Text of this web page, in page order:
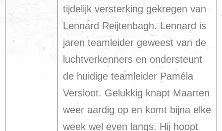
tijdelijk versterking gekregen van
Lennard Reijtenbagh. Lennard is
jaren teamleider geweest van de
luchtverkenners en ondersteunt
de huidige teamleider Paméla
Versloot. Gelukkig knapt Maarten
weer aardig op en komt bijna elke
week wel even langs. Hij hoopt